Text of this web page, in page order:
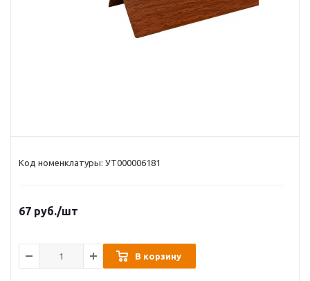
Код номенклатуры: УТ000006181
67 руб./шт
В корзину